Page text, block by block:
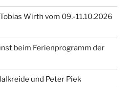
Wirth vom 09.-11.10.2026
beim Ferienprogramm der
und Peter Piek